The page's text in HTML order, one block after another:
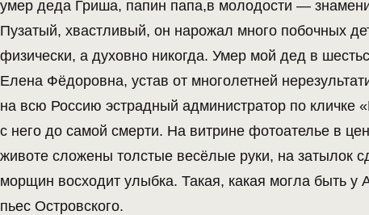
умер деда Гриша, папин папа,в молодости —
Пузатый, хвастливый, он нарожал много побочных
физически, а духовно никогда. Умер мой дед в
Елена Фёдоровна, устав от многолетней
на всю Россию эстрадный администратор по кличке
с него до самой смерти. На витрине фотоателье в
животе сложены толстые весёлые руки, на затылок
морщин восходит улыбка. Такая, какая могла быть
пьес Островского.